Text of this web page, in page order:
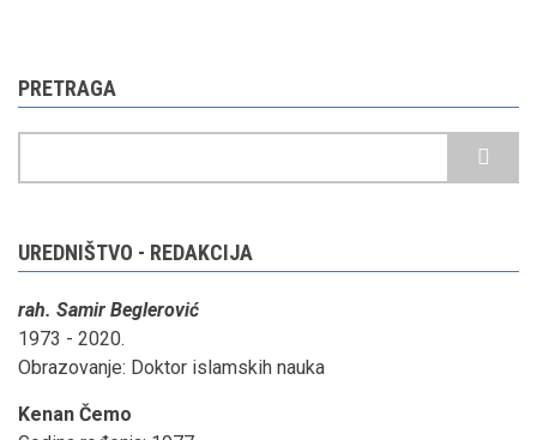
PRETRAGA
UREDNIŠTVO - REDAKCIJA
rah. Samir Beglerović
1973 - 2020.
Obrazovanje: Doktor islamskih nauka
Kenan Čemo